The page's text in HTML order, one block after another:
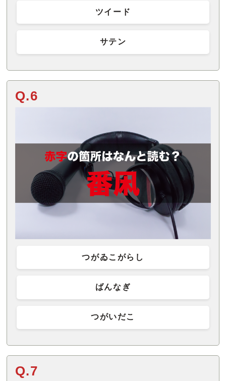
ツイード
サテン
Q.6
つがゐこがらし
ばんなぎ
つがいだこ
Q.7